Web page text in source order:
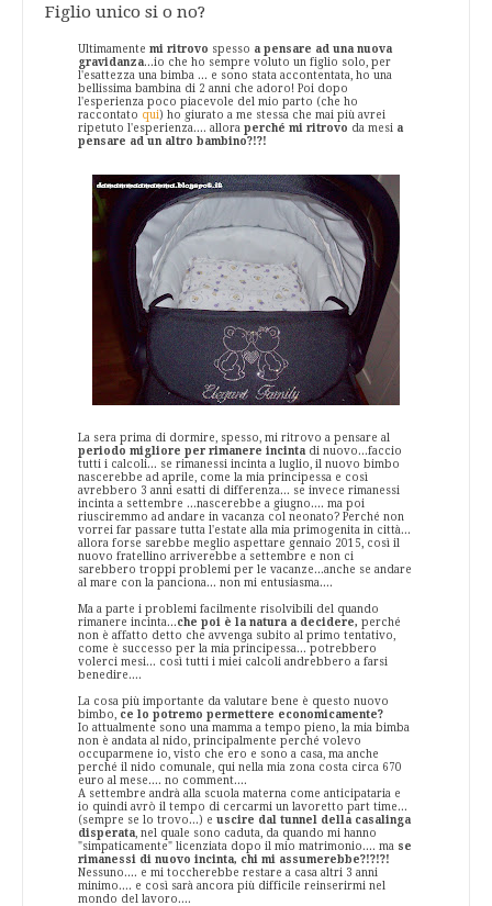
Figlio unico si o no?
Ultimamente mi ritrovo spesso a pensare ad una nuova
gravidanza...io che ho sempre voluto un figlio solo, per
l'esattezza una bimba ... e sono stata accontentata, ho una
bellissima bambina di 2 anni che adoro! Poi dopo
l'esperienza poco piacevole del mio parto (che ho
raccontato qui) ho giurato a me stessa che mai più avrei
ripetuto l'esperienza.... allora perché mi ritrovo da mesi a
pensare ad un altro bambino?!?!
La sera prima di dormire, spesso, mi ritrovo a pensare al
periodo migliore per rimanere incinta di nuovo...faccio
tutti i calcoli... se rimanessi incinta a luglio, il nuovo bimbo
nascerebbe ad aprile, come la mia principessa e così
avrebbero 3 anni esatti di differenza... se invece rimanessi
incinta a settembre ...nascerebbe a giugno.... ma poi
riusciremmo ad andare in vacanza col neonato? Perché non
vorrei far passare tutta l'estate alla mia primogenita in città...
allora forse sarebbe meglio aspettare gennaio 2015, così il
nuovo fratellino arriverebbe a settembre e non ci
sarebbero troppi problemi per le vacanze...anche se andare
al mare con la panciona... non mi entusiasma....
Ma a parte i problemi facilmente risolvibili del quando
rimanere incinta...che poi è la natura a decidere, perché
non è affatto detto che avvenga subito al primo tentativo,
come è successo per la mia principessa... potrebbero
volerci mesi... così tutti i miei calcoli andrebbero a farsi
benedire....
La cosa più importante da valutare bene è questo nuovo
bimbo, ce lo potremo permettere economicamente?
Io attualmente sono una mamma a tempo pieno, la mia bimba
non è andata al nido, principalmente perché volevo
occuparmene io, visto che ero e sono a casa, ma anche
perché il nido comunale, qui nella mia zona costa circa 670
euro al mese.... no comment....
A settembre andrà alla scuola materna come anticipataria e
io quindi avrò il tempo di cercarmi un lavoretto part time...
(sempre se lo trovo...) e uscire dal tunnel della casalinga
disperata , nel quale sono caduta, da quando mi hanno
"simpaticamente" licenziata dopo il mio matrimonio.... ma se
rimanessi di nuovo incinta, chi mi assumerebbe?!?!?!
Nessuno.... e mi toccherebbe restare a casa altri 3 anni
minimo.... e così sarà ancora più difficile reinserirmi nel
mondo del lavoro....